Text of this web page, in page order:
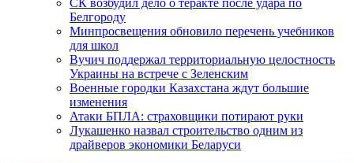
Белгороду
Минпросвещения обновило перечень учебников
для школ
Вучич поддержал территориальную целостность
Украины на встрече с Зеленским
Военные городки Казахстана ждут большие
изменения
Атаки БПЛА: страховщики потирают руки
Лукашенко назвал строительство одним из
драйверов экономики Беларуси